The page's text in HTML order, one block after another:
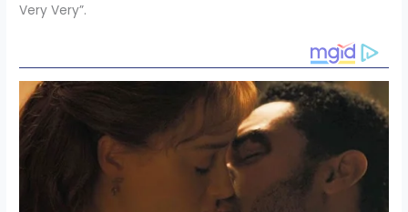
Very Very”.